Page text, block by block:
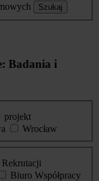
Szukaj
Badania i
projekt
Wrocław
Biuro Współpracy